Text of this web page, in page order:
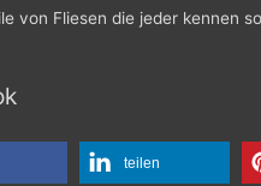
von Fliesen die jeder kennen
teilen